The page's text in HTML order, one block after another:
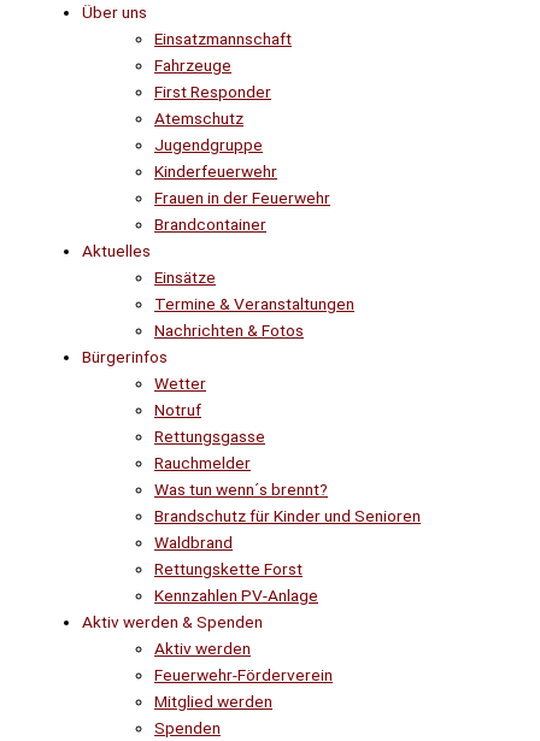
Über uns
Einsatzmannschaft
Fahrzeuge
First Responder
Atemschutz
Jugendgruppe
Kinderfeuerwehr
Frauen in der Feuerwehr
Brandcontainer
Aktuelles
Einsätze
Termine & Veranstaltungen
Nachrichten & Fotos
Bürgerinfos
Wetter
Notruf
Rettungsgasse
Rauchmelder
Was tun wenn´s brennt?
Brandschutz für Kinder und Senioren
Waldbrand
Rettungskette Forst
Kennzahlen PV-Anlage
Aktiv werden & Spenden
Aktiv werden
Feuerwehr-Förderverein
Mitglied werden
Spenden